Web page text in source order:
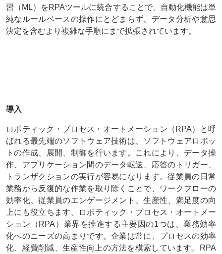
習（ML）をRPAツールに統合することで、自動化機能は単
純なルールベースの操作にとどまらず、データ分析や意思
決定を含むより複雑な手順にまで拡張されています。
導入
ロボティック・プロセス・オートメーション（RPA）と呼
ばれる最先端のソフトウェア技術は、ソフトウェアロボッ
トの作成、展開、制御を行います。これにより、データ操
作、アプリケーション間のデータ転送、応答のトリガー、
トランザクションの実行が容易になります。従業員の日常
業務から反復的な作業を取り除くことで、ワークフローの
効率化、従業員のエンゲージメント、生産性、満足度の向
上にも役立ちます。ロボティック・プロセス・オートメー
ション（RPA）業界を推進する主要因の1つは、業務効率
化へのニーズの高まりです。企業は常に、プロセスの効率
化、経費削減、生産性向上の方法を模索しています。RPA